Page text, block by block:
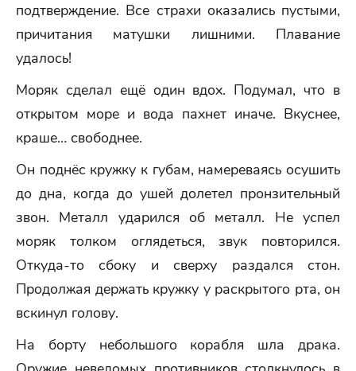
подтверждение. Все страхи оказались пустыми,
причитания матушки лишними. Плавание
удалось!
Моряк сделал ещё один вдох. Подумал, что в
открытом море и вода пахнет иначе. Вкуснее,
краше… свободнее.
Он поднёс кружку к губам, намереваясь осушить
до дна, когда до ушей долетел пронзительный
звон. Металл ударился об металл. Не успел
моряк толком оглядеться, звук повторился.
Откуда-то сбоку и сверху раздался стон.
Продолжая держать кружку у раскрытого рта, он
вскинул голову.
На борту небольшого корабля шла драка.